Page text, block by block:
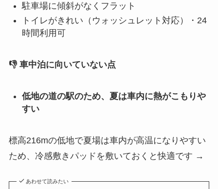
駐車場に傾斜がなくフラット
トイレがきれい（ウォッシュレット対応）・24
時間利用可
👎 車中泊に向いていない点
低地の道の駅のため、夏は車内に熱がこもりや
すい
標高216mの低地で夏場は車内が高温になりやすい
ため、冷感敷きパッドを敷いておくと快適です →
あわせて読みたい